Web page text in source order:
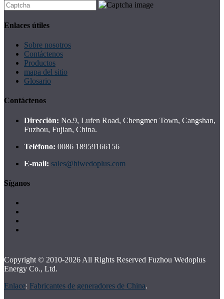
Enlaces útiles
Sobre nosotros
Contáctenos
Productos
mapa del sitio
Glosario
Contáctenos
Dirección: No.9, Lufen Road, Chengmen Town, Cangshan,
Fuzhou, Fujian, China.
Teléfono: 0086 18959166156
E-mail: sales@hiwedoplus.com
Síganos
Copyright © 2010-2026 All Rights Reserved Fuzhou Wedoplus
Energy Co., Ltd.
Enlace: Fabricantes de generadores de China.